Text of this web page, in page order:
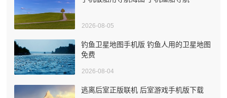
2026-08-05
钓鱼卫星地图手机版 钓鱼人用的卫星地图
免费
2026-08-04
逃离后室正版联机 后室游戏手机版下载